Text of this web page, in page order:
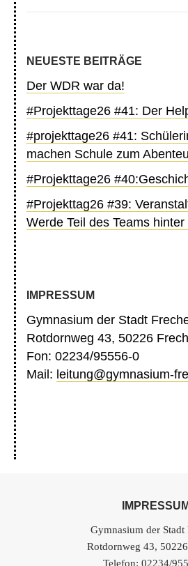
NEUESTE BEITRÄGE
Der WDR war da!
#Projekttage26 #41: Der
#projekttage26 #41:
machen Schule zum
#Projekttage26
#Projekttag26 #39:
Werde Teil des Teams
IMPRESSUM
Gymnasium der Stadt
Rotdornweg 43, 50226
Fon: 02234/95556-0
Mail: leitung@gymnasium-
IMPRESSUM
Gymnasium der Stadt
Rotdornweg 43,
Telefon: 02234/